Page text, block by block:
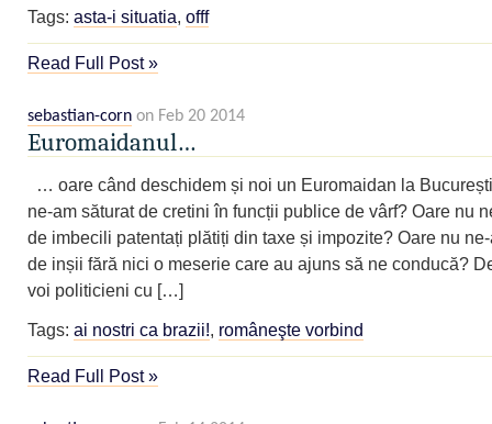
Tags: asta-i situatia, offf
Read Full Post »
sebastian-corn on Feb 20 2014
Euromaidanul…
… oare când deschidem și noi un Euromaidan la
ne-am săturat de cretini în funcții publice de vârf? Oare nu
de imbecili patentați plătiți din taxe și impozite? Oare nu
de inșii fără nici o meserie care au ajuns să ne conducă?
voi politicieni cu […]
Tags: ai nostri ca brazii!, româneşte vorbind
Read Full Post »